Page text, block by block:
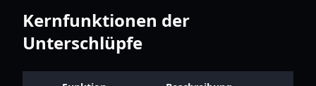
Kernfunktionen der
Unterschlüpfe